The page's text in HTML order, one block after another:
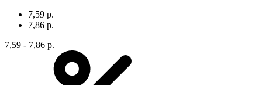
7,59 р.
7,86 р.
7,59 - 7,86 р.